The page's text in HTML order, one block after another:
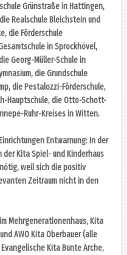
Grünstraße in Hattingen,
Realschule Bleichstein und
die Förderschule
in Sprockhövel,
Georg-Müller-Schule in
die Grundschule
die Pestalozzi-Förderschule,
Hauptschule, die Otto-Schott-
Ruhr-Kreises in Witten.
Entwarnung: In der
Kita Spiel- und Kinderhaus
weil sich die positiv
Zeitraum nicht in den
Mehrgenerationenhaus, Kita
AWO Kita Oberbauer (alle
Kita Bunte Arche,